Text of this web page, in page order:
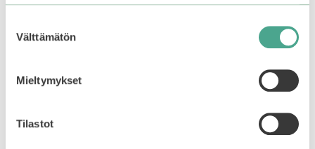
valinta
Välttämätön
Mieltymykset
Tilastot
Tällä
on